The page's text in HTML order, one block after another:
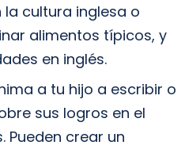
cultura inglesa o
alimentos típicos, y
en inglés.
a tu hijo a escribir o
sus logros en el
Pueden crear un